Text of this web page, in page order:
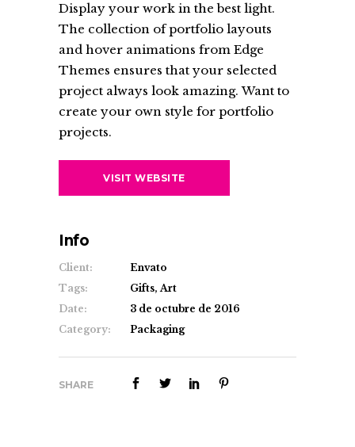
Display your work in the best light.
The collection of portfolio layouts
and hover animations from Edge
Themes ensures that your selected
project always look amazing. Want to
create your own style for portfolio
projects.
VISIT WEBSITE
Info
Client:
Envato
Tags:
Gifts, Art
Date:
3 de octubre de 2016
Category:
Packaging
SHARE